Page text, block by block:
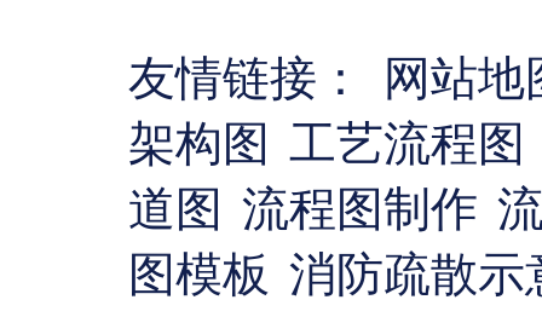
友情链接：
网站
架构图 工艺流程图
道图 流程图制作
图模板 消防疏散示